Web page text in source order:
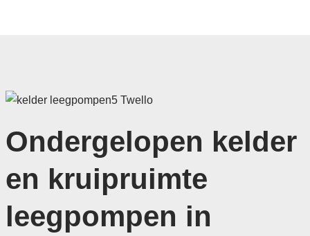
Ondergelopen kelder
en kruipruimte
leegpompen in